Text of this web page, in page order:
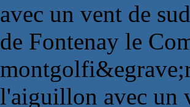
avec un vent de
de Fontenay le
l'aiguillon avec un